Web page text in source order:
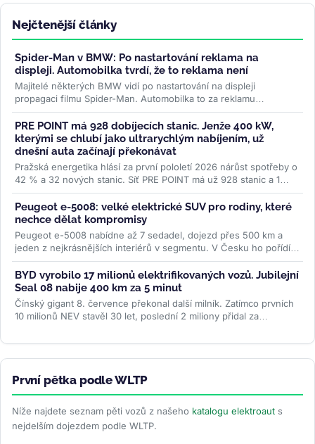
Nejčtenější články
Spider-Man v BMW: Po nastartování reklama na
displeji. Automobilka tvrdí, že to reklama není
Majitelé některých BMW vidí po nastartování na displeji
propagaci filmu Spider-Man. Automobilka to za reklamu
nepovažuje, řidiči ale mluví...>>
PRE POINT má 928 dobíjecích stanic. Jenže 400 kW,
kterými se chlubí jako ultrarychlým nabíjením, už
dnešní auta začínají překonávat
Pražská energetika hlásí za první pololetí 2026 nárůst spotřeby o
42 % a 32 nových stanic. Síť PRE POINT má už 928 stanic a 1
468...>>
Peugeot e-5008: velké elektrické SUV pro rodiny, které
nechce dělat kompromisy
Peugeot e-5008 nabídne až 7 sedadel, dojezd přes 500 km a
jeden z nejkrásnějších interiérů v segmentu. V Česku ho pořídíte
od 1,2...>>
BYD vyrobilo 17 milionů elektrifikovaných vozů. Jubilejní
Seal 08 nabije 400 km za 5 minut
Čínský gigant 8. července překonal další milník. Zatímco prvních
10 milionů NEV stavěl 30 let, poslední 2 miliony přidal za
První pětka podle WLTP
Níže najdete seznam pěti vozů z našeho katalogu elektroaut s
nejdelším dojezdem podle WLTP.